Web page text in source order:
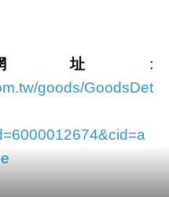
址 :
goods/GoodsDet